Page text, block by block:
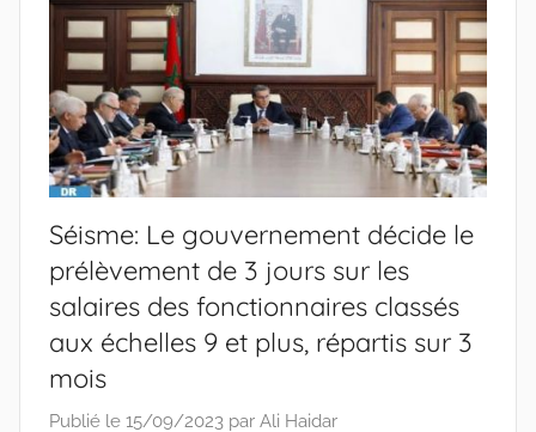
Séisme: Le gouvernement décide le
prélèvement de 3 jours sur les
salaires des fonctionnaires classés
aux échelles 9 et plus, répartis sur 3
mois
Publié le 15/09/2023 par Ali Haidar